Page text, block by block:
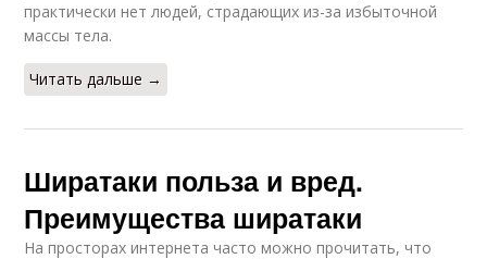
практически нет людей, страдающих из-за избыточной
массы тела.
Читать дальше →
Ширатаки польза и вред.
Преимущества ширатаки
На просторах интернета часто можно прочитать, что